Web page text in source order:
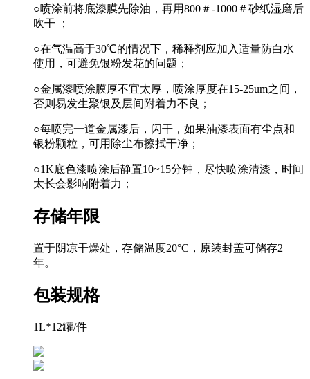
○喷涂前将底漆膜先除油，再用800＃-1000＃砂纸湿磨后
吹干 ；
○在气温高于30℃的情况下，稀释剂应加入适量防白水
使用，可避免银粉发花的问题；
○金属漆喷涂膜厚不宜太厚，喷涂厚度在15-25um之间，
否则易发生聚银及层间附着力不良；
○每喷完一道金属漆后，闪干，如果油漆表面有尘点和
银粉颗粒，可用除尘布擦拭干净；
○1K底色漆喷涂后静置10~15分钟，尽快喷涂清漆，时间
太长会影响附着力；
存储年限
置于阴凉干燥处，存储温度20°C，原装封盖可储存2
年。
包装规格
1L*12罐/件